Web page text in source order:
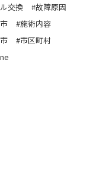
交換
#故障原因
#施術内容
#市区町村